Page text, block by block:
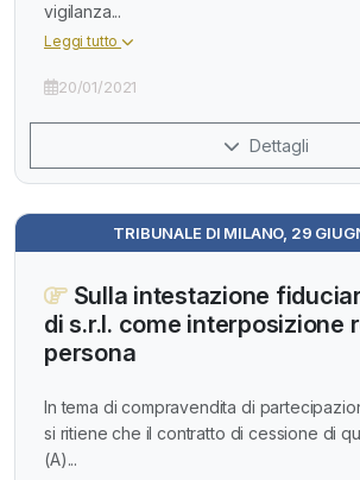
vigilanza...
Leggi tutto
20/01/2021
Dettagli
TRIBUNALE DI MILANO, 29
Sulla intestazione
di s.r.l. come interposizione
persona
In tema di compravendita di
si ritiene che il contratto di cessione di
(A)...